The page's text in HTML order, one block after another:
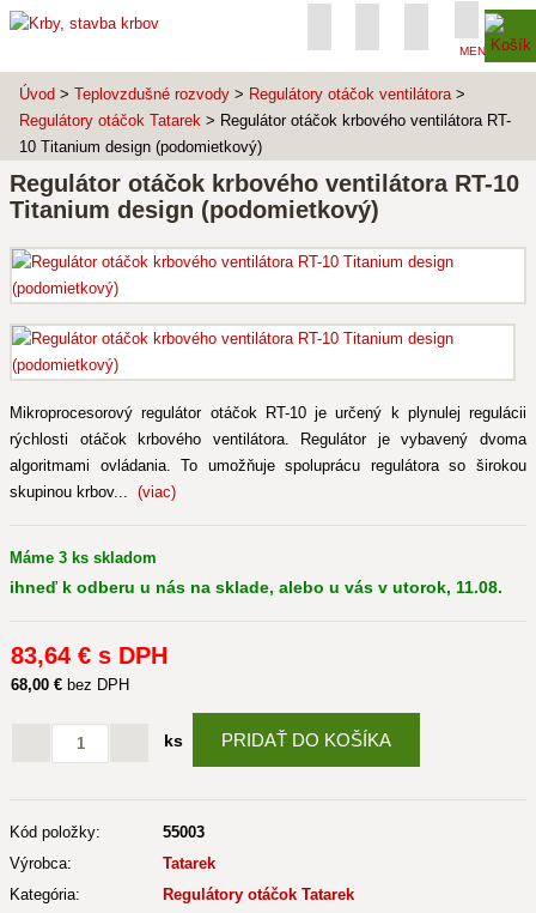
MENU
Úvod > Teplovzdušné rozvody > Regulátory otáčok ventilátora>
Regulátory otáčok Tatarek > Regulátor otáčok krbového ventilátora RT-
10 Titanium design (podomietkový)
Regulátor otáčok krbového ventilátora RT-10
Titanium design (podomietkový)
Mikroprocesorový regulátor otáčok RT-10 je určený k plynulej regulácii
rýchlosti otáčok krbového ventilátora. Regulátor je vybavený dvoma
algoritmami ovládania. To umožňuje spoluprácu regulátora so širokou
skupinou krbov... (viac)
Máme 3 ks skladom
ihneď k odberu u nás na sklade, alebo u vás v utorok, 11.08.
83,64 € s DPH
68,00 € bez DPH
ks PRIDAŤ DO KOŠÍKA
Kód položky:
55003
Výrobca:
Tatarek
Kategória:
Regulátory otáčok Tatarek